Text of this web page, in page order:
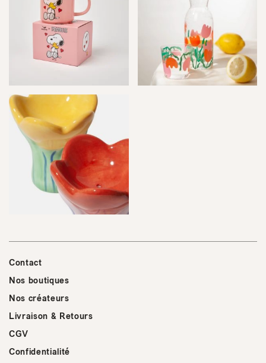
Contact
Nos boutiques
Nos créateurs
Livraison & Retours
CGV
Confidentialité